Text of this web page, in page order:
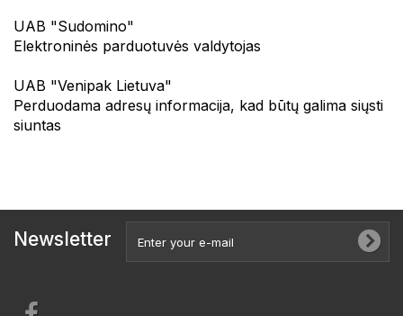
UAB "Sudomino"
Elektroninės parduotuvės valdytojas
UAB "Venipak Lietuva"
Perduodama adresų informacija, kad būtų galima siųsti
siuntas
Newsletter